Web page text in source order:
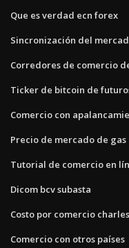
Que es verdad ecn forex
Sincronización del
Corredores de comercio
Ticker de bitcoin de
Comercio con
Precio de mercado de
Tutorial de comercio en
Dicom bcv subasta
Costo por comercio
Comercio con otros países